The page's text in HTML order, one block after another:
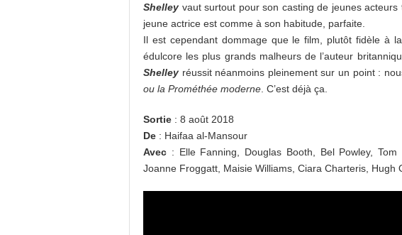
Shelley vaut surtout pour son casting de jeunes
jeune actrice est comme à son habitude, parfaite.
Il est cependant dommage que le film, plutôt fidèle à
édulcore les plus grands malheurs de l’auteur
Shelley réussit néanmoins pleinement sur un point :
ou la Prométhée moderne . C’est déjà ça.
Sortie : 8 août 2018
De : Haifaa al-Mansour
Avec : Elle Fanning, Douglas Booth, Bel Powley,
Joanne Froggatt, Maisie Williams, Ciara Charteris, Hugh